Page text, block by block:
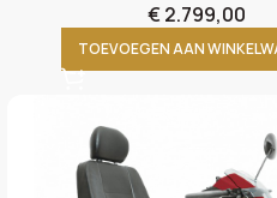
€ 2.799,00
TOEVOEGEN AAN